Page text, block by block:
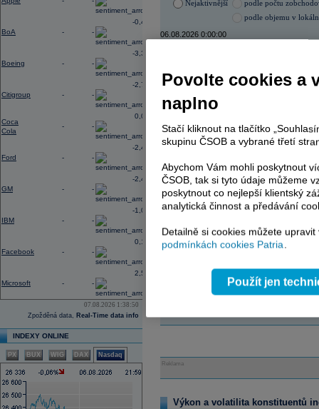
BoA - -
-0,40
Boeing - -
-3,33
Citigroup - -
-2,78
Coca
Cola
- -
0,02
Ford - -
-2,41
GM - -
-2,49
IBM - -
-1,06
Facebook - -
0,19
Microsoft - -
2,54
07.08.2026 1:38:50
Zpožděná data, Real-Time data info
INDEXY ONLINE
PX BUX WIG DAX Nasdaq
Nejaktivnější
podle počtu
podle objemu v
06.08.2026 0:00:00
ERSTE BANK
KOMERČNÍ BANKA
TMR
Region
select
Odeslat
Reklama
Výkon a volatilita konstituentů
Povolte cookies a
naplno
Stačí kliknout na tlačítko
skupinu ČSOB a vybrané třetí
Abychom Vám mohli poskytnout
ČSOB, tak si tyto údaje můžeme
poskytnout co nejlepší klientský
analytická činnost a předávání
Detailně si cookies můžete
podmínkách cookies Patria.
Použít jen